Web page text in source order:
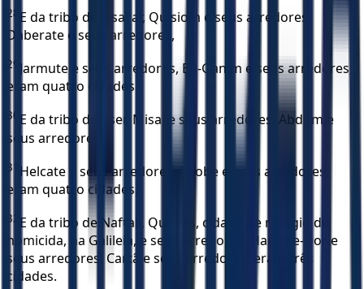
28 E da tribo de Issacar, Quisiom e seus arredores,
Daberate e seus arredores,
29 Jarmute e seus arredores, En-Ganim e seus arredores;
eram quatro cidades.
30 E da tribo de Aser, Misal e seus arredores, Abdom e
seus arredores,
31
Helcate e seus arredores, Reobe e seus arredores;
eram quatro cidades.
32 E da tribo de Naftali, Quedes, cidade de refúgio do
homicida, na Galileia, e seus arredores, Hamote-Dor e
seus arredores, Cartã e seus arredores; eram três
cidades.